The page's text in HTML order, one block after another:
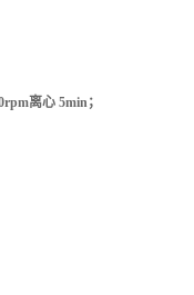
离心 5min；